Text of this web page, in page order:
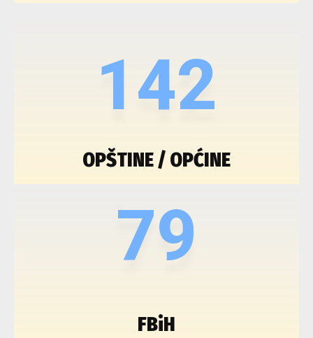
142
OPŠTINE / OPĆINE
79
FBiH